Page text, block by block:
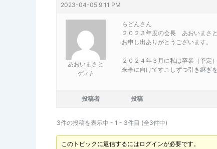
2023-04-05 9:11 PM
あおいまさと
ゲスト
らどんさん
２０２３年度の会長 あおいまさ
お申し出ありがとうございます。
２０２４年３月に私は卒業（予定
来季に向けてすこしずつ引き継ぎ
投稿者 投稿
3件の投稿を表示中 - 1 - 3件目 (全3件中)
このトピックに返信するにはログインが必要です。